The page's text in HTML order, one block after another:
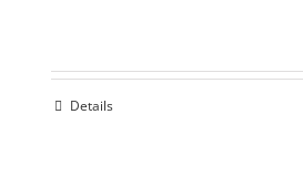
Details